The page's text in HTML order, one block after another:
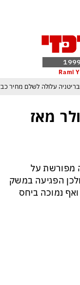
ובריטניה עלולה לשלם מחיר
המגוחכים שלא מזיזים
המרכזי של המשטר
אדומה״ לנתניהו בנושא
מאז
מפורשת על
הפגיעה במשק
נמוכה ביחס